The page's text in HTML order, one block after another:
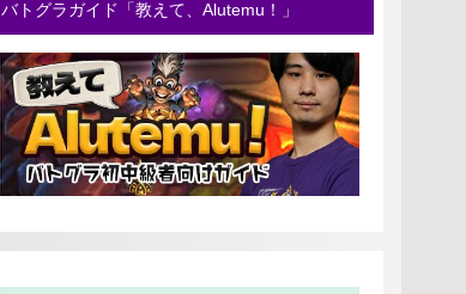
バトグラガイド「教えて、Alutemu！」